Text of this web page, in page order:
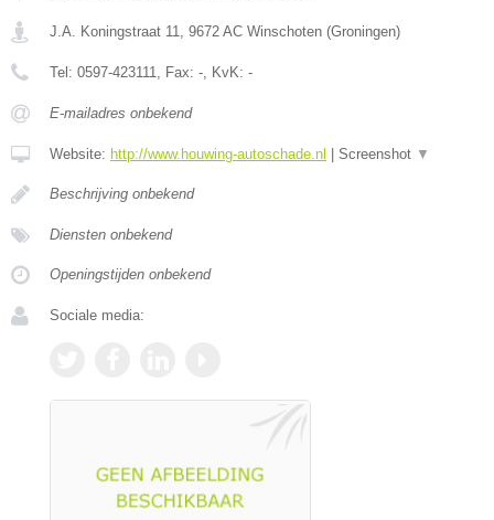
J.A. Koningstraat 11, 9672 AC Winschoten (Groningen)
Tel: 0597-423111, Fax: -, KvK: -
E-mailadres onbekend
Website: http://www.houwing-autoschade.nl Screenshot ▼
Beschrijving onbekend
Diensten onbekend
Openingstijden onbekend
Sociale media: